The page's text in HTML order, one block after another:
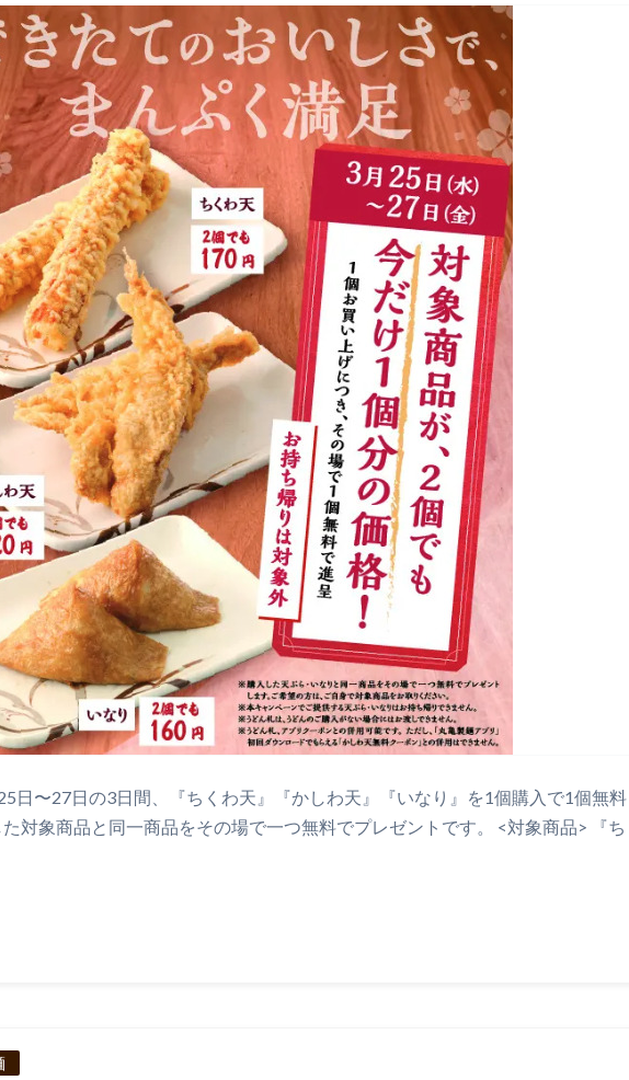
日〜27日の3日間、『ちくわ天』『かしわ天』『いなり』を1個購入で1個無料
対象商品と同一商品をその場で一つ無料でプレゼントです。 <対象商品> 『ち